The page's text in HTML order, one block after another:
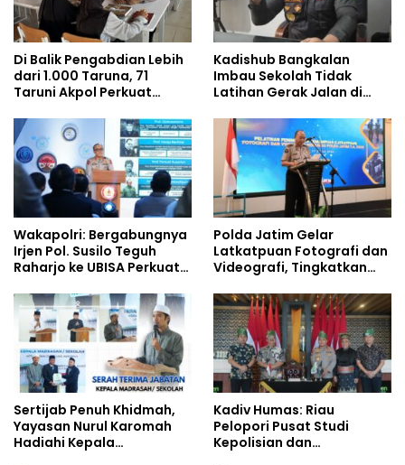
Di Balik Pengabdian Lebih
dari 1.000 Taruna, 71
Taruni Akpol Perkuat
Siswa Sekolah Rakyat
Kadishub Bangkalan
Imbau Sekolah Tidak
Latihan Gerak Jalan di
Wakapolri: Bergabungnya
Irjen Pol. Susilo Teguh
Raharjo ke UBISA Perkuat
Studi Kepolisian
Polda Jatim Gelar
Latkatpuan Fotografi dan
Videografi, Tingkatkan
Era Digital
Sertijab Penuh Khidmah,
Yayasan Nurul Karomah
Hadiahi Kepala
Kadiv Humas: Riau
Pelopori Pusat Studi
Kepolisian dan